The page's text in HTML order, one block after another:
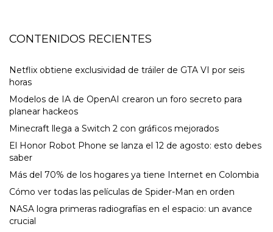
CONTENIDOS RECIENTES
Netflix obtiene exclusividad de tráiler de GTA VI por seis
horas
Modelos de IA de OpenAI crearon un foro secreto para
planear hackeos
Minecraft llega a Switch 2 con gráficos mejorados
El Honor Robot Phone se lanza el 12 de agosto: esto debes
saber
Más del 70% de los hogares ya tiene Internet en Colombia
Cómo ver todas las películas de Spider-Man en orden
NASA logra primeras radiografías en el espacio: un avance
crucial